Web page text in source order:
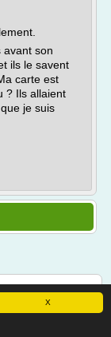
X
avant son
ils le savent
carte est
? Ils allaient
je suis
postale